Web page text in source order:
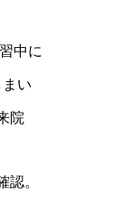
中に
い
院
認。